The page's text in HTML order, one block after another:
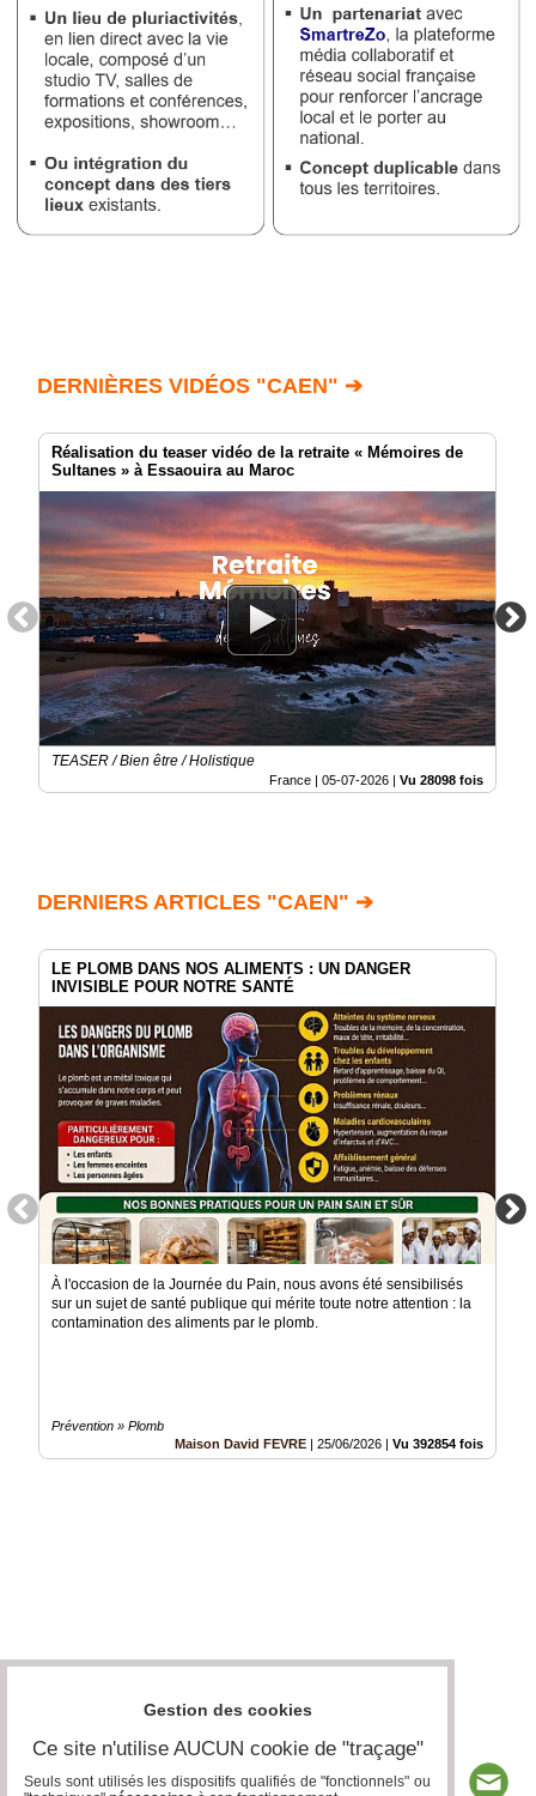
DERNIÈRES VIDÉOS "CAEN" ➔
Réalisation du teaser vidéo de la retraite « Mémoires de
Sultanes » à Essaouira au Maroc
TEASER / Bien être / Holistique
France | 05-07-2026 | Vu 28098 fois
DERNIERS ARTICLES "CAEN" ➔
LE PLOMB DANS NOS ALIMENTS : UN DANGER
INVISIBLE POUR NOTRE SANTÉ
À l'occasion de la Journée du Pain, nous avons été sensibilisés
sur un sujet de santé publique qui mérite toute notre attention : la
contamination des aliments par le plomb.
Prévention » Plomb
Maison David FEVRE
25/06/2026 Vu 392854 fois
Gestion des cookies
Ce site n'utilise AUCUN cookie de "traçage"
Seuls sont utilisés les dispositifs qualifiés de "fonctionnels" ou